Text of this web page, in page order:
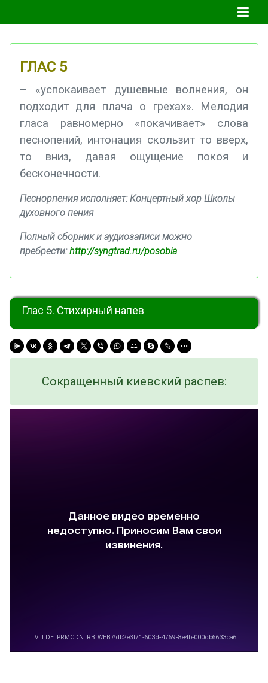
ГЛАС 5
– «успокаивает душевные волнения, он
подходит для плача о грехах». Мелодия
гласа равномерно «покачивает» слова
песнопений, интонация скользит то вверх,
то вниз, давая ощущение покоя и
бесконечности.
Песнорпения исполняет: Концертный хор Школы
духовного пения
Полный сборник и аудиозаписи можно
пребрести:http://syngtrad.ru/posobia
Глас 5. Стихирный напев
Сокращенный киевский распев: